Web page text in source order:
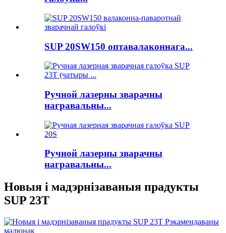
SUP 20SW150 оптавалаконнага...
Ручной лазерны зварачны
награвальны...
Ручной лазерны зварачны
награвальны...
Новыя і мадэрнізаваныя прадукты
SUP 23T